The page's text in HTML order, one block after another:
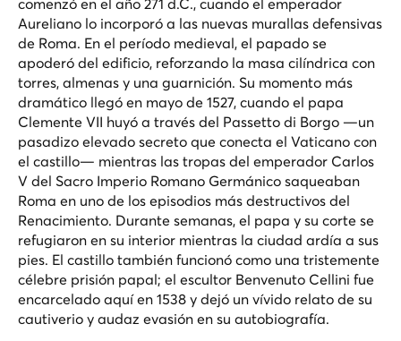
Aureliano lo incorporó a las nuevas murallas defensivas
de Roma. En el período medieval, el papado se
apoderó del edificio, reforzando la masa cilíndrica con
torres, almenas y una guarnición. Su momento más
dramático llegó en mayo de 1527, cuando el papa
Clemente VII huyó a través del Passetto di Borgo —un
pasadizo elevado secreto que conecta el Vaticano con
el castillo— mientras las tropas del emperador Carlos
V del Sacro Imperio Romano Germánico saqueaban
Roma en uno de los episodios más destructivos del
Renacimiento. Durante semanas, el papa y su corte se
refugiaron en su interior mientras la ciudad ardía a sus
pies. El castillo también funcionó como una tristemente
célebre prisión papal; el escultor Benvenuto Cellini fue
encarcelado aquí en 1538 y dejó un vívido relato de su
cautiverio y audaz evasión en su autobiografía.